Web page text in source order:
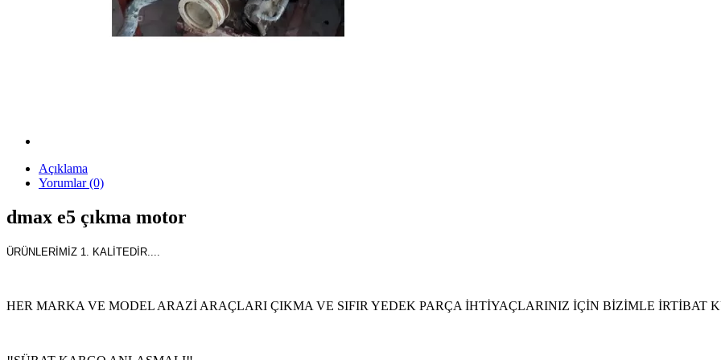
Açıklama
Yorumlar (0)
dmax e5 çıkma motor
ÜRÜNLERİMİZ 1. KALİTEDİR....
HER MARKA VE MODEL ARAZİ ARAÇLARI ÇIKMA VE SIFIR YEDEK PARÇA İHTİYAÇLARINIZ İÇİN BİZİMLE İRTİBAT